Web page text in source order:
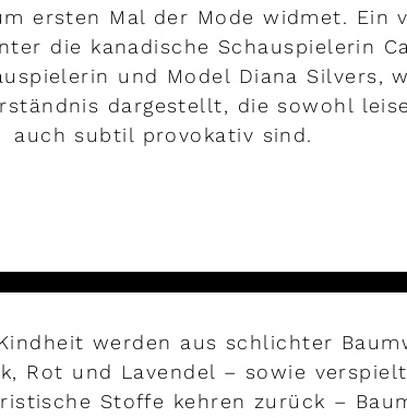
ersten Mal der Mode widmet. Ein
die kanadische Schauspielerin
und Model Diana Silvers,
dargestellt, die sowohl
auch subtil provokativ sind.
werden aus schlichter
Rot und Lavendel – sowie
Stoffe kehren zurück –